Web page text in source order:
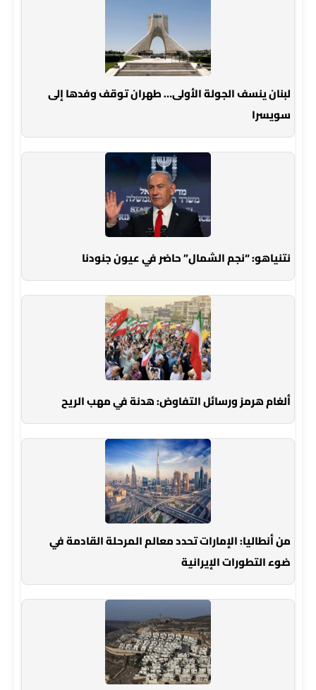
لبنان ينسف الجولة الأولى… طهران توقف وفدها إلى
سويسرا
نتنياهو: “نجم الشمال” حاضر في عيون جنودنا
ألغام هرمز ورسائل التفاوض: هدنة في مهب الريح
من أنطاليا: الإمارات تحدد معالم المرحلة القادمة في
ضوء التطورات الإيرانية